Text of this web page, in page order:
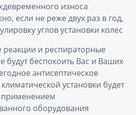
износа
если не реже двух раз в год,
углов установки колес
реакции и респираторные
будут беспокоить Вас и Ваших
антисептическое
установки будет
применением
оборудования